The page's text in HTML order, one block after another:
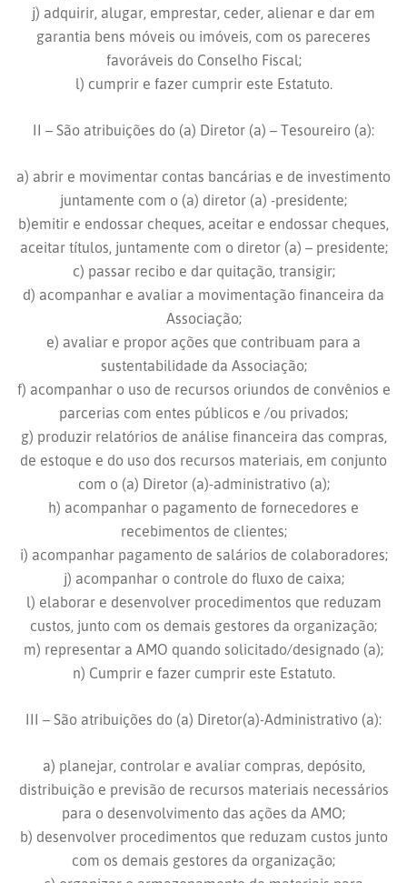
j) adquirir, alugar, emprestar, ceder, alienar e dar em
garantia bens móveis ou imóveis, com os pareceres
favoráveis do Conselho Fiscal;
l) cumprir e fazer cumprir este Estatuto.
II – São atribuições do (a) Diretor (a) – Tesoureiro (a):
a) abrir e movimentar contas bancárias e de investimento
juntamente com o (a) diretor (a) -presidente;
b)emitir e endossar cheques, aceitar e endossar cheques,
aceitar títulos, juntamente com o diretor (a) – presidente;
c) passar recibo e dar quitação, transigir;
d) acompanhar e avaliar a movimentação financeira da
Associação;
e) avaliar e propor ações que contribuam para a
sustentabilidade da Associação;
f) acompanhar o uso de recursos oriundos de convênios e
parcerias com entes públicos e /ou privados;
g) produzir relatórios de análise financeira das compras,
de estoque e do uso dos recursos materiais, em conjunto
com o (a) Diretor (a)-administrativo (a);
h) acompanhar o pagamento de fornecedores e
recebimentos de clientes;
i) acompanhar pagamento de salários de colaboradores;
j) acompanhar o controle do fluxo de caixa;
l) elaborar e desenvolver procedimentos que reduzam
custos, junto com os demais gestores da organização;
m) representar a AMO quando solicitado/designado (a);
n) Cumprir e fazer cumprir este Estatuto.
III – São atribuições do (a) Diretor(a)-Administrativo (a):
a) planejar, controlar e avaliar compras, depósito,
distribuição e previsão de recursos materiais necessários
para o desenvolvimento das ações da AMO;
b) desenvolver procedimentos que reduzam custos junto
com os demais gestores da organização;